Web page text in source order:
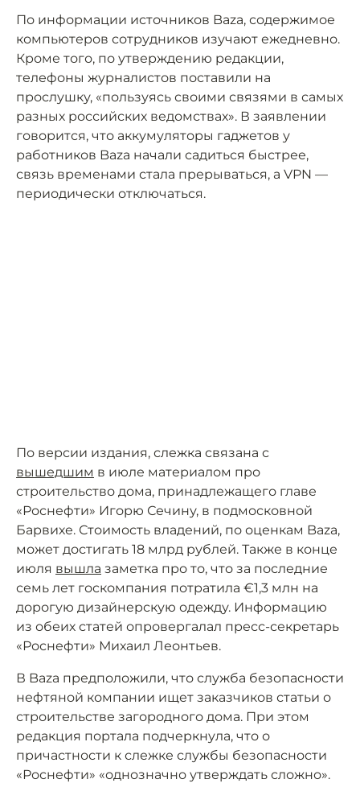
По информации источников Baza, содержимое
компьютеров сотрудников изучают ежедневно.
Кроме того, по утверждению редакции,
телефоны журналистов поставили на
прослушку, «пользуясь своими связями в самых
разных российских ведомствах». В заявлении
говорится, что аккумуляторы гаджетов у
работников Baza начали садиться быстрее,
связь временами стала прерываться, а VPN —
периодически отключаться.
По версии издания, слежка связана с
вышедшим в июле материалом про
строительство дома, принадлежащего главе
«Роснефти» Игорю Сечину, в подмосковной
Барвихе. Стоимость владений, по оценкам Baza,
может достигать 18 млрд рублей. Также в конце
июля вышла заметка про то, что за последние
семь лет госкомпания потратила €1,3 млн на
дорогую дизайнерскую одежду. Информацию
из обеих статей опровергалал пресс-секретарь
«Роснефти» Михаил Леонтьев.
В Baza предположили, что служба безопасности
нефтяной компании ищет заказчиков статьи о
строительстве загородного дома. При этом
редакция портала подчеркнула, что о
причастности к слежке службы безопасности
«Роснефти» «однозначно утверждать сложно».